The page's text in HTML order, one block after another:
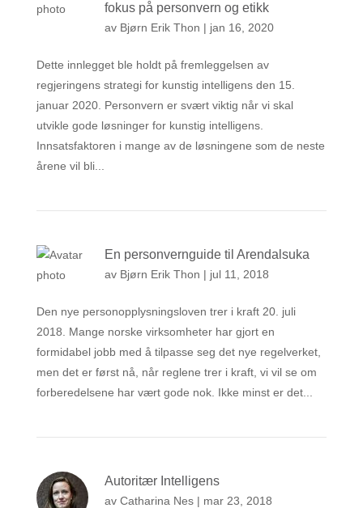
fokus på personvern og etikk
av Bjørn Erik Thon | jan 16, 2020
Dette innlegget ble holdt på fremleggelsen av
regjeringens strategi for kunstig intelligens den 15.
januar 2020. Personvern er svært viktig når vi skal
utvikle gode løsninger for kunstig intelligens.
Innsatsfaktoren i mange av de løsningene som de neste
årene vil bli...
En personvernguide til Arendalsuka
av Bjørn Erik Thon | jul 11, 2018
Den nye personopplysningsloven trer i kraft 20. juli
2018. Mange norske virksomheter har gjort en
formidabel jobb med å tilpasse seg det nye regelverket,
men det er først nå, når reglene trer i kraft, vi vil se om
forberedelsene har vært gode nok. Ikke minst er det...
Autoritær Intelligens
av Catharina Nes| mar 23, 2018